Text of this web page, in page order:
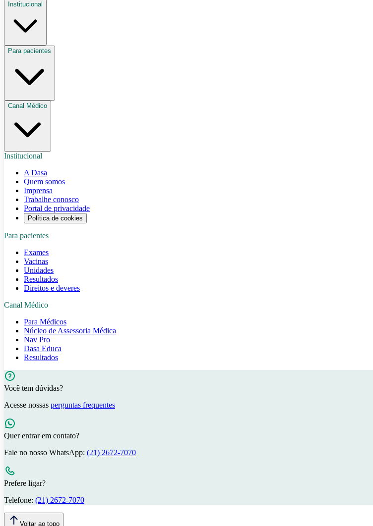
Institucional
Para pacientes
Canal Médico
Institucional
A Dasa
Quem somos
Imprensa
Trabalhe conosco
Portal de privacidade
Política de cookies
Para pacientes
Exames
Vacinas
Unidades
Resultados
Direitos e deveres
Canal Médico
Para Médicos
Núcleo de Assessoria Médica
Nav Pro
Dasa Educa
Resultados
Você tem dúvidas?
Acesse nossas perguntas frequentes
Quer entrar em contato?
Fale no nosso WhatsApp: (21) 2672-7070
Prefere ligar?
Telefone: (21) 2672-7070
Voltar ao topo